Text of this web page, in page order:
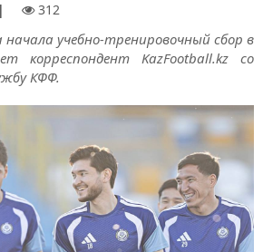
| 312
учебно-тренировочный сбор в
корреспондент KazFootball.kz со
КФФ.